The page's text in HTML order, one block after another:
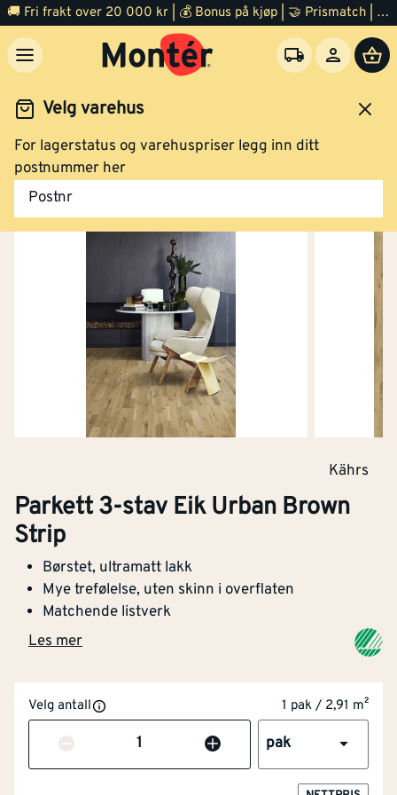
🚚 Fri frakt over 20 000 kr | 💰 Bonus på kjøp | 🤝 Prismatch | ⭐ 100% fornøyd garanti | 🏪 140 byggevarehus
Velg varehus
For lagerstatus og varehuspriser legg inn ditt
postnummer her
Postnr
Gulv Parkett
Kährs
Parkett 3-stav Eik Urban Brown
Strip
Børstet, ultramatt lakk
Mye trefølelse, uten skinn i overflaten
Matchende listverk
Les mer
Velg antall 1 pak / 2,91 m²
Antall pak
Tykkelse [mm] 15
Lengde (mm) [mm]
Børstet overflate
Varmelednings
evne i henhold
[w/(m.k)]